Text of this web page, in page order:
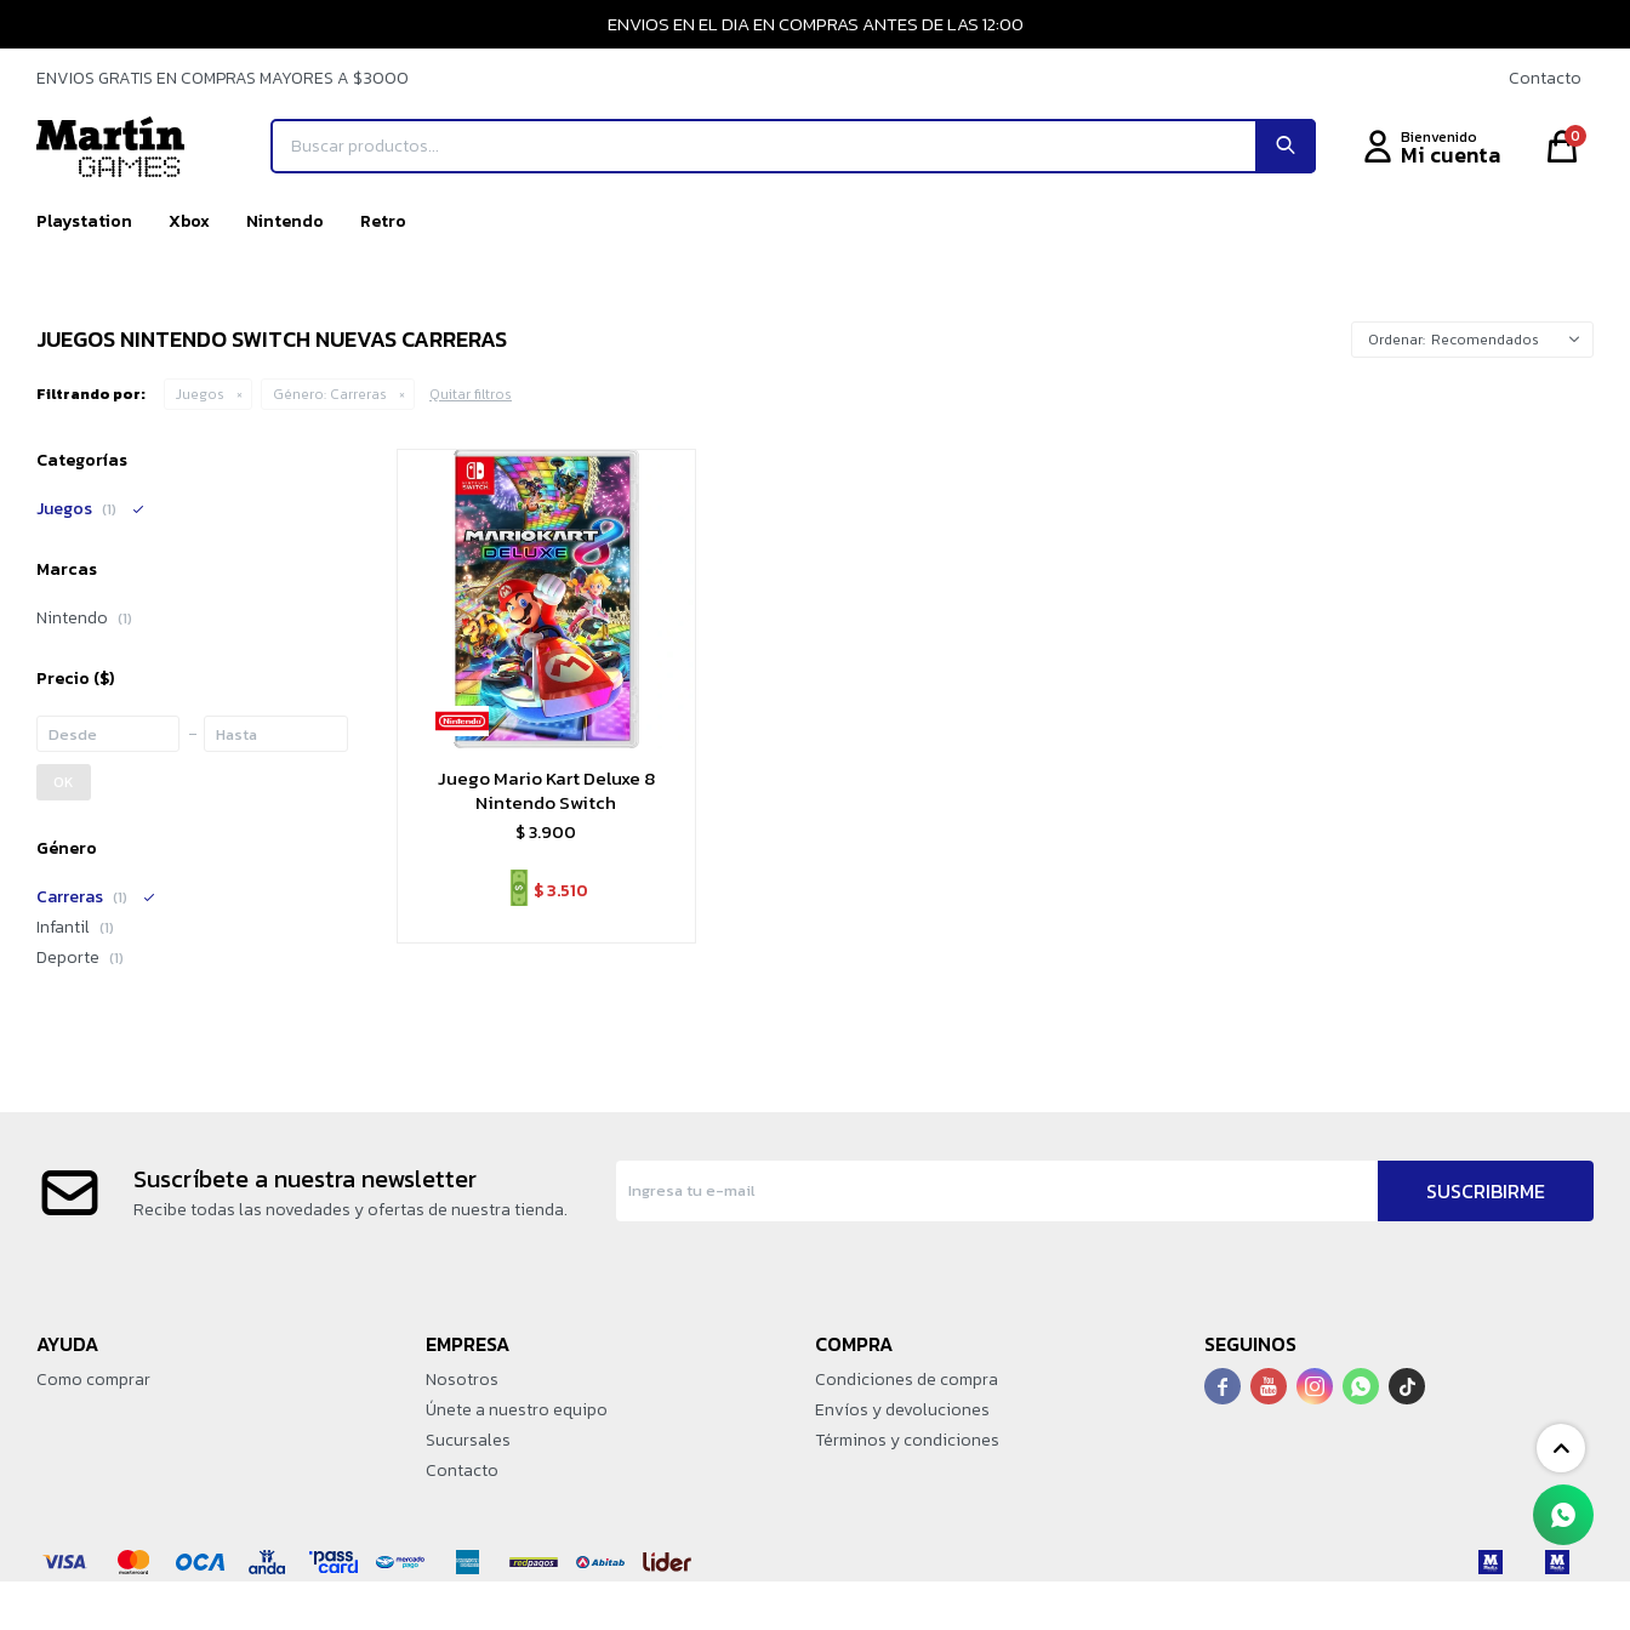
ENVIOS EN EL DIA EN COMPRAS ANTES DE LAS 12:00
Playstation Xbox Nintendo Retro
0
ENVIOS GRATIS EN COMPRAS MAYORES A $3000 Contacto
JUEGOS NINTENDO SWITCH NUEVAS CARRERAS Recomendados
Filtrando por: Juegos Género: Carreras Quitar filtros
Juego Mario Kart Deluxe 8
Nintendo Switch
$3.900
$3.510
Categorías
Juegos (1)
Marcas
Nintendo (1)
Precio ($)
OK
Género
Carreras (1)
Infantil (1)
Deporte (1)
Suscríbete a nuestra newsletter
Recibe todas las novedades y ofertas de nuestra tienda.
SUSCRIBIRME
AYUDA
Como comprar
EMPRESA
Nosotros
Únete a nuestro equipo
Sucursales
Contacto
COMPRA
Condiciones de compra
Envíos y devoluciones
Términos y condiciones
SEGUINOS
   